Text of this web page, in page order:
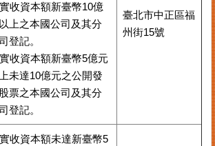
收資本額新臺幣10億
上之本國公司及其分
登記。
收資本額新臺幣5億元
未達10億元之公開發
票之本國公司及其分
登記。
臺北市中正區福
州街15號
收資本額未達新臺幣5